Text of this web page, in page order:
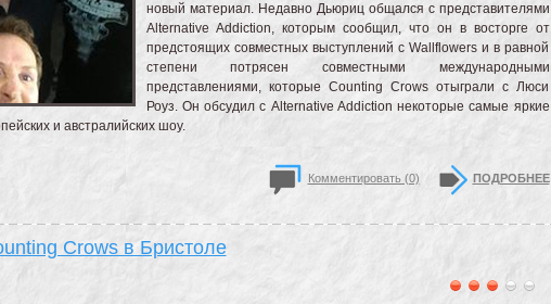
новый материал. Недавно Дьюриц общался с представителями
Alternative Addiction, которым сообщил, что он в восторге от
предстоящих совместных выступлений с Wallflowers и в равной
степени потрясен совместными международными
представлениями, которые Counting Crows отыграли с Люси
Роуз. Он обсудил с Alternative Addiction некоторые самые яркие
и австралийских шоу.
Комментировать (0) ПОДРОБНЕЕ
Crows в Бристоле